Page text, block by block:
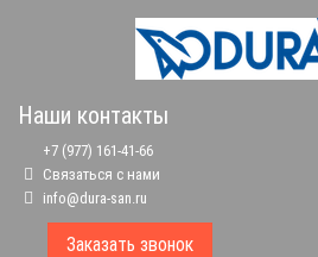
Наши контакты
+7 (977) 161-41-66
Связаться с нами
info@dura-san.ru
Заказать звонок